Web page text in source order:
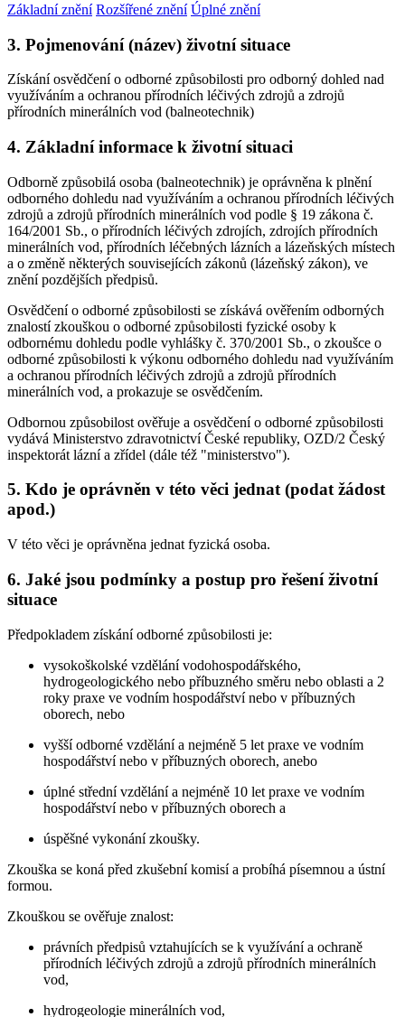
Základní znění Rozšířené znění Úplné znění
3. Pojmenování (název) životní situace
Získání osvědčení o odborné způsobilosti pro odborný dohled nad
využíváním a ochranou přírodních léčivých zdrojů a zdrojů
přírodních minerálních vod (balneotechnik)
4. Základní informace k životní situaci
Odborně způsobilá osoba (balneotechnik) je oprávněna k plnění
odborného dohledu nad využíváním a ochranou přírodních léčivých
zdrojů a zdrojů přírodních minerálních vod podle § 19 zákona č.
164/2001 Sb., o přírodních léčivých zdrojích, zdrojích přírodních
minerálních vod, přírodních léčebných lázních a lázeňských místech
a o změně některých souvisejících zákonů (lázeňský zákon), ve
znění pozdějších předpisů.
Osvědčení o odborné způsobilosti se získává ověřením odborných
znalostí zkouškou o odborné způsobilosti fyzické osoby k
odbornému dohledu podle vyhlášky č. 370/2001 Sb., o zkoušce o
odborné způsobilosti k výkonu odborného dohledu nad využíváním
a ochranou přírodních léčivých zdrojů a zdrojů přírodních
minerálních vod, a prokazuje se osvědčením.
Odbornou způsobilost ověřuje a osvědčení o odborné způsobilosti
vydává Ministerstvo zdravotnictví České republiky, OZD/2 Český
inspektorát lázní a zřídel (dále též "ministerstvo").
5. Kdo je oprávněn v této věci jednat (podat žádost
apod.)
V této věci je oprávněna jednat fyzická osoba.
6. Jaké jsou podmínky a postup pro řešení životní
situace
Předpokladem získání odborné způsobilosti je:
vysokoškolské vzdělání vodohospodářského,
hydrogeologického nebo příbuzného směru nebo oblasti a 2
roky praxe ve vodním hospodářství nebo v příbuzných
oborech, nebo
vyšší odborné vzdělání a nejméně 5 let praxe ve vodním
hospodářství nebo v příbuzných oborech, anebo
úplné střední vzdělání a nejméně 10 let praxe ve vodním
hospodářství nebo v příbuzných oborech a
úspěšné vykonání zkoušky.
Zkouška se koná před zkušební komisí a probíhá písemnou a ústní
formou.
Zkouškou se ověřuje znalost:
právních předpisů vztahujících se k využívání a ochraně
přírodních léčivých zdrojů a zdrojů přírodních minerálních
vod,
hydrogeologie minerálních vod,